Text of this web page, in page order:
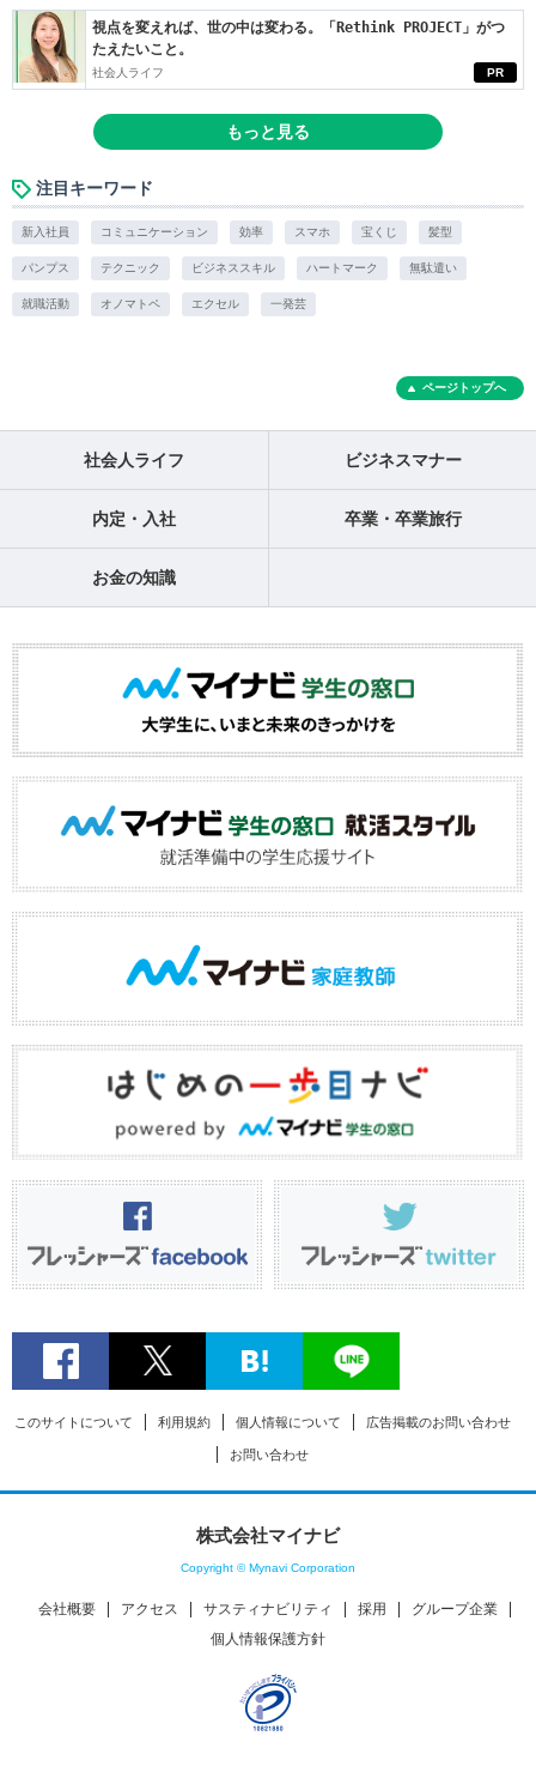
PR
視点を変えれば、世の中は変わる。「Rethink PROJECT」がつ
たえたいこと。
社会人ライフ
もっと見る
注目キーワード
新入社員 コミュニケーション 効率 スマホ 宝くじ 髪型
パンプス テクニック ビジネススキル ハートマーク 無駄遣い
就職活動 オノマトペ エクセル 一発芸
ページトップへ
社会人ライフ ビジネスマナー
内定・入社 卒業・卒業旅行
お金の知識
このサイトについて 利用規約 個人情報について 広告掲載のお問い合わせ
お問い合わせ
株式会社マイナビ
Copyright © Mynavi Corporation
会社概要 アクセス サスティナビリティ 採用
グループ企業
個人情報保護方針